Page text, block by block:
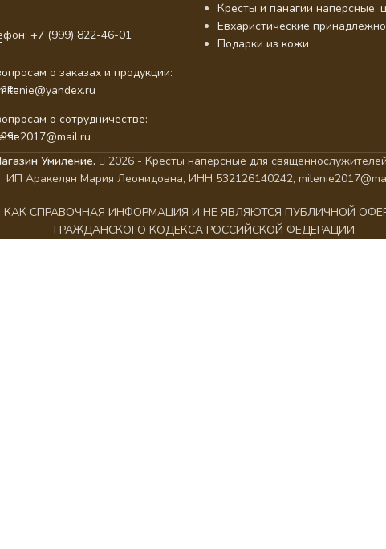
+7 (999) 822-46-01
о заказах и продукции:
о сотрудничестве:
Кресты и панагии наперсные,
Евхаристические
Подарки из кожи
Умиление.
2026 - Кресты наперсные для
ИП Аракелян Мария Леонидовна, ИНН 532126140242,
КАК СПРАВОЧНАЯ ИНФОРМАЦИЯ И НЕ ЯВЛЯЮТСЯ ПУБЛИЧНОЙ
ГРАЖДАНСКОГО КОДЕКСА РОССИЙСКОЙ ФЕДЕРАЦИИ.